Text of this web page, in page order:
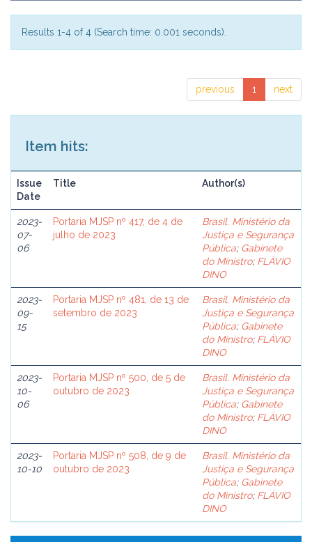
Results 1-4 of 4 (Search time: 0.001 seconds).
previous 1 next
Item hits:
Issue
Date
Title Author(s)
2023-
07-
06
Portaria MJSP nº 417, de 4 de
julho de 2023
Brasil. Ministério da
Justiça e Segurança
Pública; Gabinete
do Ministro; FLÁVIO
DINO
2023-
09-
15
Portaria MJSP nº 481, de 13 de
setembro de 2023
Brasil. Ministério da
Justiça e Segurança
Pública; Gabinete
do Ministro; FLÁVIO
DINO
2023-
10-
06
Portaria MJSP nº 500, de 5 de
outubro de 2023
Brasil. Ministério da
Justiça e Segurança
Pública; Gabinete
do Ministro; FLÁVIO
DINO
2023-
10-10
Portaria MJSP nº 508, de 9 de
outubro de 2023
Brasil. Ministério da
Justiça e Segurança
Pública; Gabinete
do Ministro; FLÁVIO
DINO